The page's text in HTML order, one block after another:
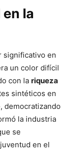
la
significativo en
un color difícil
con la riqueza
sintéticos en
democratizando
la industria
se
en el